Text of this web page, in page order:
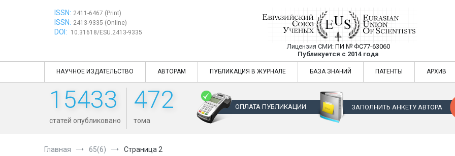
ISSN: 2411-6467 (Print)
ISSN: 2413-9335 (Online)
DOI: 10.31618/ESU.2413-9335
Евразийский Союз Ученых —
Лицензия СМИ: ПИ № ФС77-63060
Публикуется с 2014 года
Евразийский Союз Ученых — публикация научных статей в
НАУЧНОЕ ИЗДАТЕЛЬСТВО АВТОРАМ ПУБЛИКАЦИЯ В ЖУРНАЛЕ БАЗА ЗНАНИЙ ПАТЕНТЫ АРХИВ
15433
статей опубликовано
472
тома
ОПЛАТА ПУБЛИКАЦИИ ЗАПОЛНИТЬ АНКЕТУ АВТОРА
Главная 65(6) Страница 2